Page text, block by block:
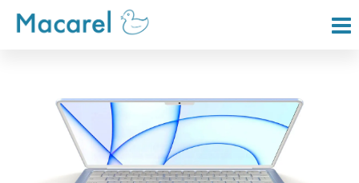
Passer